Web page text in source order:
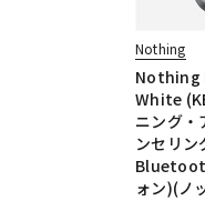
Nothing
Nothing
White
ニング・
ンセリン
ォン)(ノ